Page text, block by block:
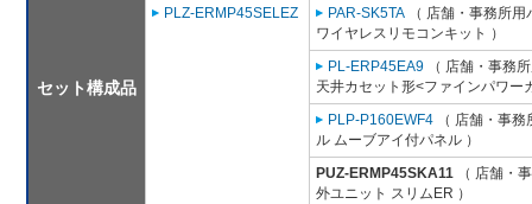
セット構成品
PLZ-ERMP45SELEZ
PAR-SK5TA （ 店舗・事務所
ワイヤレスリモコンキット ）
PL-ERP45EA9 （ 店舗・事務
天井カセット形<ファインパワー
PLP-P160EWF4 （ 店舗・事
ル ムーブアイ付パネル ）
PUZ-ERMP45SKA11 （ 店舗・
外ユニット スリムER ）